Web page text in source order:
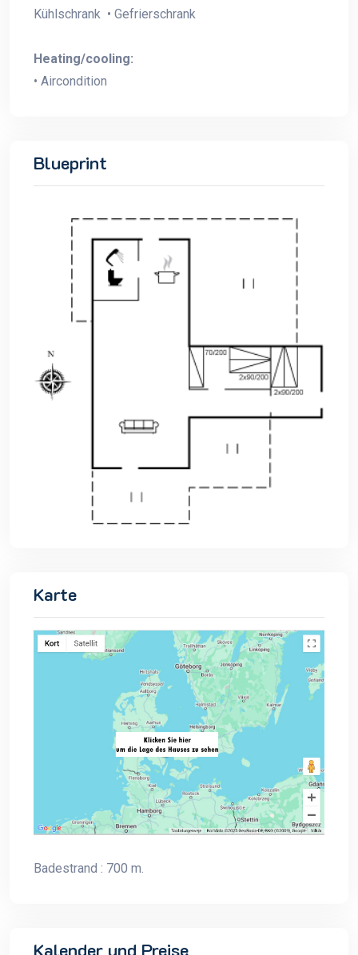
Kühlschrank • Gefrierschrank
Heating/cooling:
• Aircondition
Blueprint
Karte
Badestrand : 700 m.
Kalender und Preise